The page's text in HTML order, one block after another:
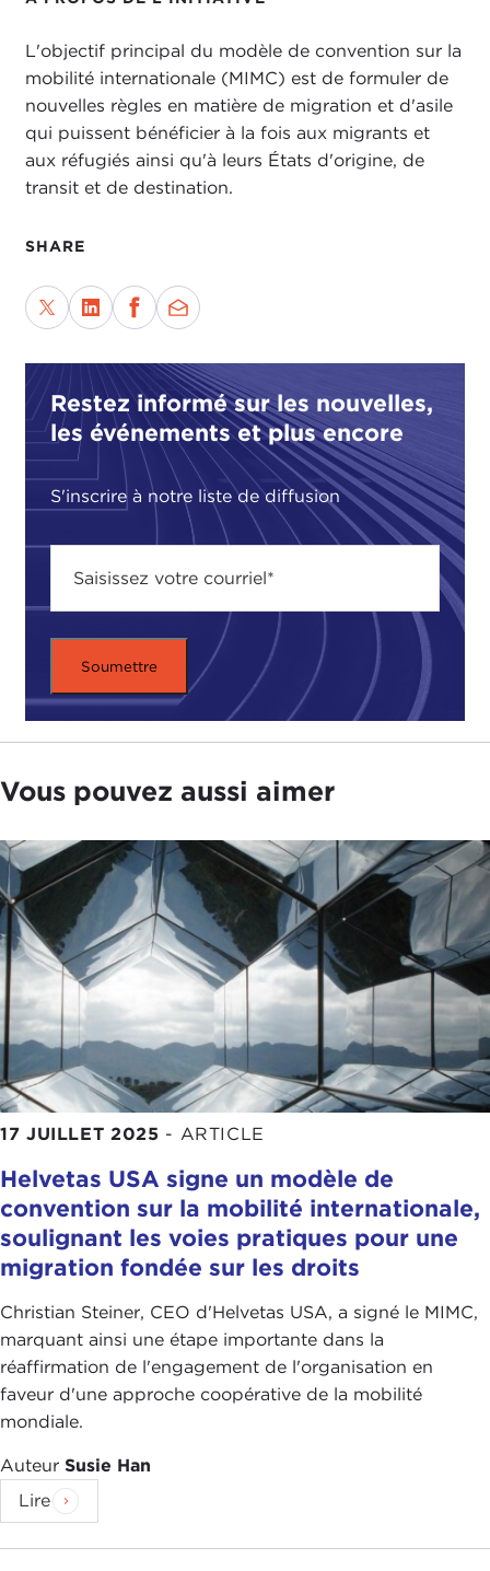
L'objectif principal du modèle de convention sur la
mobilité internationale (MIMC) est de formuler de
nouvelles règles en matière de migration et d'asile
qui puissent bénéficier à la fois aux migrants et
aux réfugiés ainsi qu'à leurs États d'origine, de
transit et de destination.
SHARE
Restez informé sur les nouvelles,
les événements et plus encore
S'inscrire à notre liste de diffusion
Vous pouvez aussi aimer
17 JUILLET 2025 - ARTICLE
Helvetas USA signe un modèle de
convention sur la mobilité internationale,
soulignant les voies pratiques pour une
migration fondée sur les droits
Christian Steiner, CEO d'Helvetas USA, a signé le MIMC,
marquant ainsi une étape importante dans la
réaffirmation de l'engagement de l'organisation en
faveur d'une approche coopérative de la mobilité
mondiale.
Auteur Susie Han
Lire